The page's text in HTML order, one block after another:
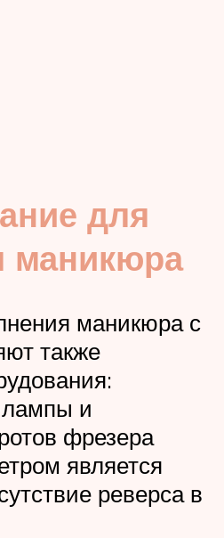
для
маникюра
маникюра с
также
и
фрезера
является
реверса в